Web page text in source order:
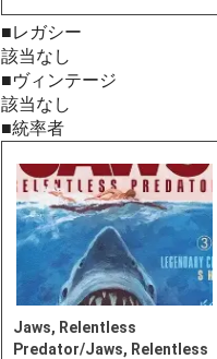
■レガシー
該当なし
■ヴィンテージ
該当なし
■統率者
Jaws, Relentless
Predator/Jaws, Relentless